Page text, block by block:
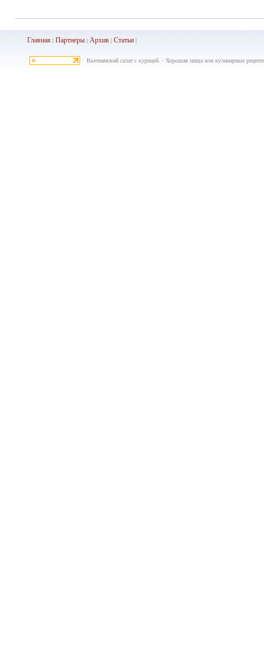
Главная |Партнеры |Архив |Статьи |
Вьетнамский салат с курицей. - Хорошая пища или кулинарные